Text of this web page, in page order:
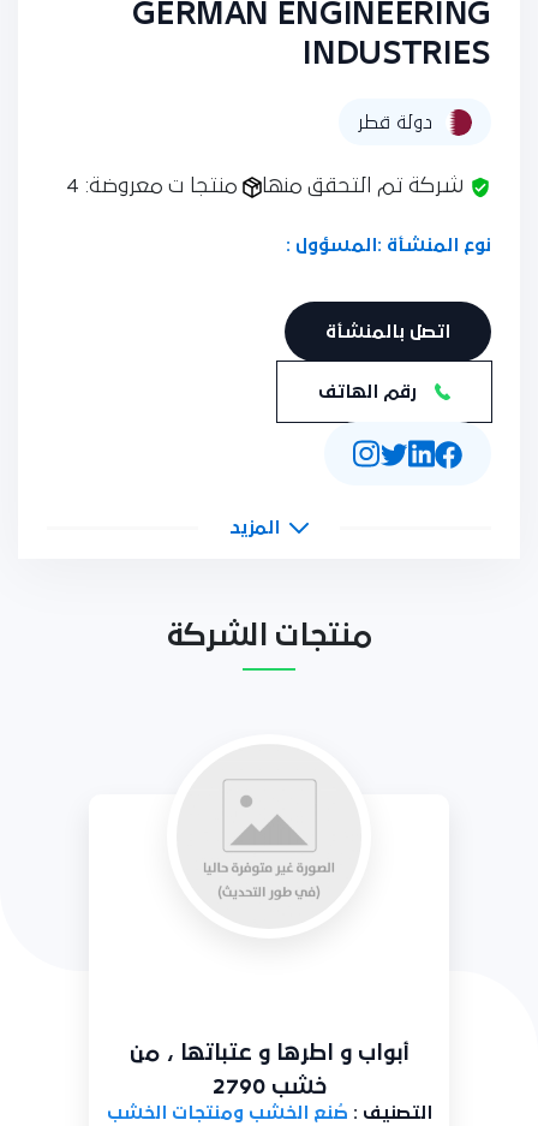
GERMAN ENGINEERING
INDUSTRIES
دولة قطر
شركة تم التحقق منها منتجا ت معروضة: 4
نوع المنشأة : المسؤول :
اتصل بالمنشأة
رقم الهاتف
المزيد
منتجات الشركة
أثاث مطابخ من ألمونيوم 2791
صُنع الخشب ومنتجات الخشب
والفلين